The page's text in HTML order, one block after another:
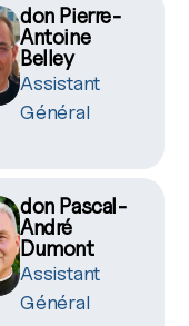
don Pierre-
Antoine
Belley
Assistant
Général
don Pascal-
André
Dumont
Assistant
Général